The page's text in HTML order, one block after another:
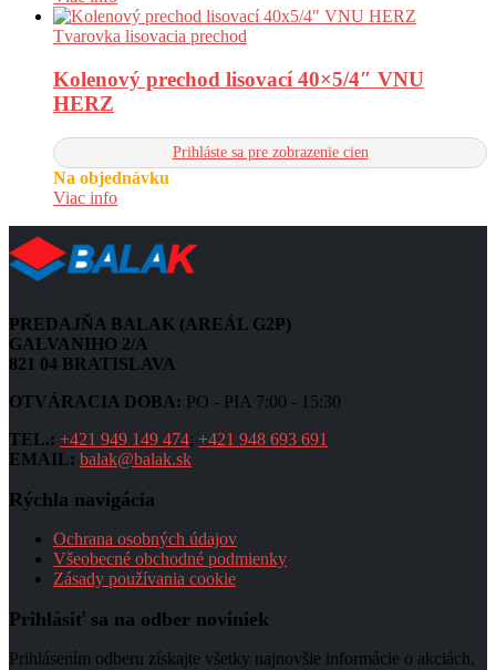
Tvarovka lisovacia prechod
Kolenový prechod lisovací 40×5/4″ VNU
HERZ
Prihláste sa pre zobrazenie cien
Na objednávku
Viac info
PREDAJŇA BALAK (AREÁL G2P)
GALVANIHO 2/A
821 04 BRATISLAVA
OTVÁRACIA DOBA: PO - PIA 7:00 - 15:30
TEL.: +421 949 149 474; +421 948 693 691
EMAIL: balak@balak.sk
Rýchla navigácia
Ochrana osobných údajov
Všeobecné obchodné podmienky
Zásady používania cookie
Prihlásiť sa na odber noviniek
Prihlásením odberu získajte všetky najnovšie informácie o akciách,